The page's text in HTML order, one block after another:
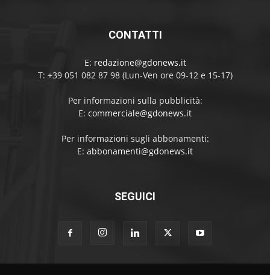
CONTATTI
E: redazione@gdonews.it
T: +39 051 082 87 98 (Lun-Ven ore 09-12 e 15-17)
Per informazioni sulla pubblicità:
E: commerciale@gdonews.it
Per informazioni sugli abbonamenti:
E: abbonamenti@gdonews.it
SEGUICI